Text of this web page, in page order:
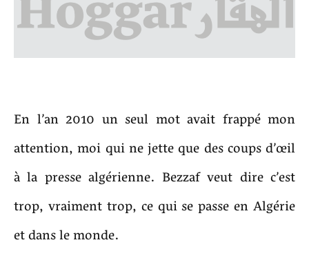
En l’an 2010 un seul mot avait frappé mon
attention, moi qui ne jette que des coups d’œil
à la presse algérienne. Bezzaf veut dire c’est
trop, vraiment trop, ce qui se passe en Algérie
et dans le monde.